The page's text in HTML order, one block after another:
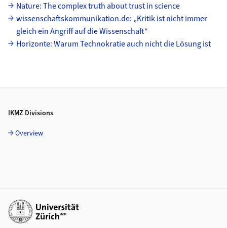
Nature: The complex truth about trust in science
wissenschaftskommunikation.de: „Kritik ist nicht immer
gleich ein Angriff auf die Wissenschaft“
Horizonte: Warum Technokratie auch nicht die Lösung ist
IKMZ Divisions
Overview
Additional links